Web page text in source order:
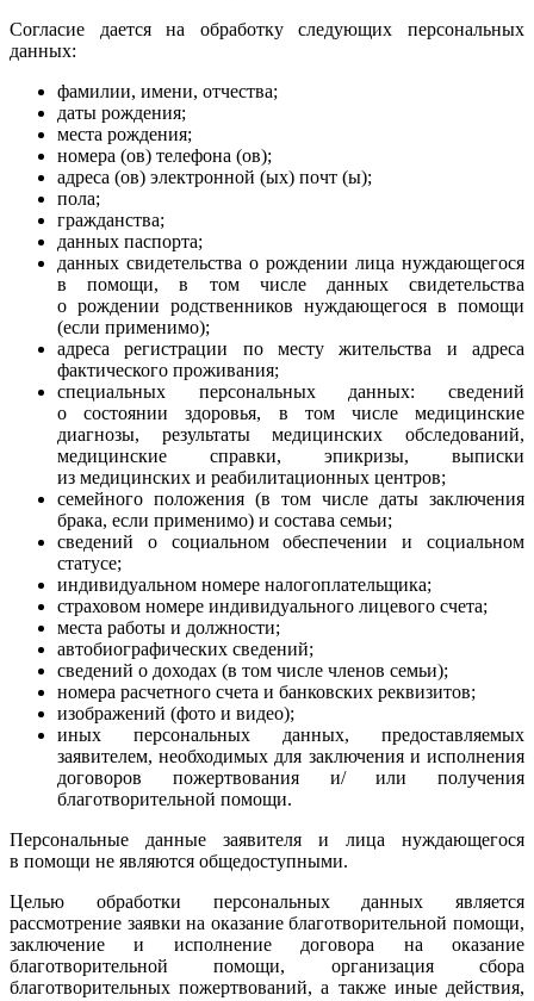
Согласие дается на обработку следующих персональных
данных:
фамилии, имени, отчества;
даты рождения;
места рождения;
номера (ов) телефона (ов);
адреса (ов) электронной (ых) почт (ы);
пола;
гражданства;
данных паспорта;
данных свидетельства о рождении лица нуждающегося
в помощи, в том числе данных свидетельства
о рождении родственников нуждающегося в помощи
(если применимо);
адреса регистрации по месту жительства и адреса
фактического проживания;
специальных персональных данных: сведений
о состоянии здоровья, в том числе медицинские
диагнозы, результаты медицинских обследований,
медицинские справки, эпикризы, выписки
из медицинских и реабилитационных центров;
семейного положения (в том числе даты заключения
брака, если применимо) и состава семьи;
сведений о социальном обеспечении и социальном
статусе;
индивидуальном номере налогоплательщика;
страховом номере индивидуального лицевого счета;
места работы и должности;
автобиографических сведений;
сведений о доходах (в том числе членов семьи);
номера расчетного счета и банковских реквизитов;
изображений (фото и видео);
иных персональных данных, предоставляемых
заявителем, необходимых для заключения и исполнения
договоров пожертвования и/ или получения
благотворительной помощи.
Персональные данные заявителя и лица нуждающегося
в помощи не являются общедоступными.
Целью обработки персональных данных является
рассмотрение заявки на оказание благотворительной помощи,
заключение и исполнение договора на оказание
благотворительной помощи, организация сбора
благотворительных пожертвований, а также иные действия,